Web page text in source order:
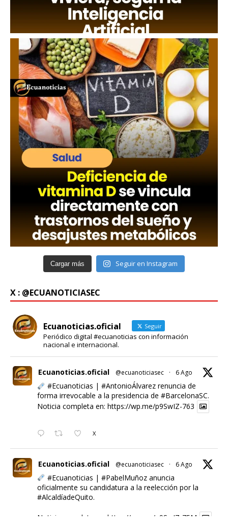
Cargar más Seguir en Instagram
X : @ECUANOTICIASEC
Ecuanoticias.oficial Seguir
Periódico digital #ecuanoticias con información
nacional e internacional.
Ecuanoticias.oficial @ecuanoticiasec · 6 Ago
#Ecuanoticias | #AntonioÁlvarezrenuncia de
forma irrevocable a la presidencia de #BarcelonaSC.
Noticia completa en: https://wp.me/p9SwIZ-763
X
Ecuanoticias.oficial @ecuanoticiasec · 6 Ago
#Ecuanoticias | #PabelMuñozanuncia
oficialmente su candidatura a la reelección por la
#AlcaldíadeQuito.
Noticia completa en: https://wp.me/p9SwIZ-75M